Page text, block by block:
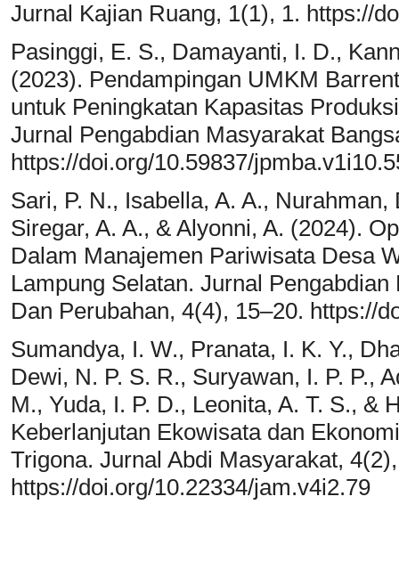
Jurnal Kajian Ruang, 1(1), 1. https://
Pasinggi, E. S., Damayanti, I. D.,
(2023). Pendampingan UMKM
untuk Peningkatan Kapasitas
Jurnal Pengabdian Masyarakat
https://doi.org/10.59837/
Sari, P. N., Isabella, A. A.,
Siregar, A. A., & Alyonni, A. (2024).
Dalam Manajemen Pariwisata Desa
Lampung Selatan. Jurnal
Dan Perubahan, 4(4), 15–20. https://
Sumandya, I. W., Pranata, I. K. Y.,
Dewi, N. P. S. R., Suryawan, I. P. P.,
M., Yuda, I. P. D., Leonita, A. T. S., &
Keberlanjutan Ekowisata dan
Trigona. Jurnal Abdi Masyarakat,
https://doi.org/10.22334/jam.v4i2.79